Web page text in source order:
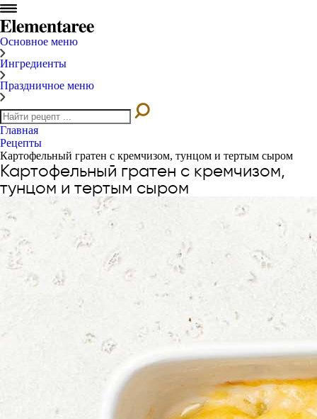
Основное меню
Ингредиенты
Праздничное меню
Главная
Рецепты
Картофельный гратен с кремчизом, тунцом и тертым сыром
Картофельный гратен с кремчизом,
тунцом и тертым сыром